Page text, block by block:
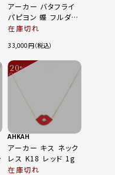
アーカー バタフライ
パピヨン 蝶 フルダイ
ヤ 0.06ct ネックレ
リー 750WG K18
ホワイトゴールド
1.3g
在庫切れ
33,000
20%
OFF
AHKAH
アーカー キス ネック
レス K18 レッド 1g
在庫切れ